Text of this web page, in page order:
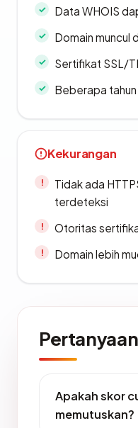
Data WHOIS
Domain muncul
Sertifikat SSL/
Beberapa
Kekurangan
Tidak ada
terdeteksi
Otoritas
Domain lebih
Apakah skor
memutuskan?